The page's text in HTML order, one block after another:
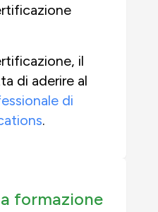
il
di aderire al
di
.
formazione